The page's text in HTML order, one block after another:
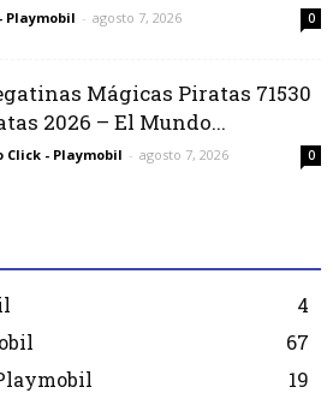
Playmobil - agosto 7, 2026 0
Mágicas Piratas 71530
2026 – El Mundo...
Click - Playmobil - agosto 7, 2026 0
4
67
19